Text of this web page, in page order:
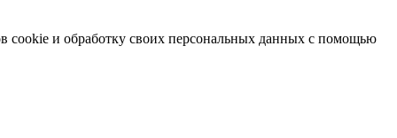
и обработку своих персональных данных с помощью